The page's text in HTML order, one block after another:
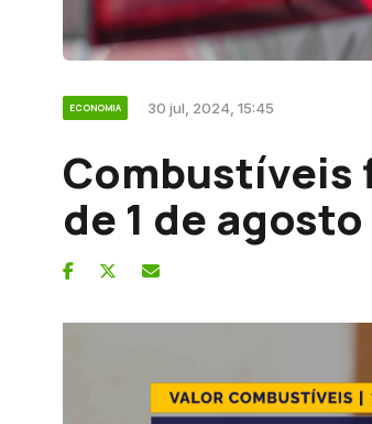
ECONOMIA 30 jul, 2024, 15:45
Combustíveis
de 1 de agosto